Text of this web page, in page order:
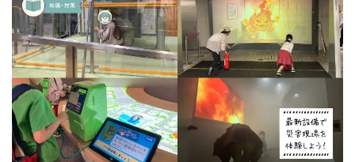
停電 備蓄 収納 在宅避難
夏 外出中 外出先 小学生 幼児 座談会
暮らし方 検証 特別企画 生理 発災直後
衛生用品 被災中 豪雨 赤ちゃん 避難前